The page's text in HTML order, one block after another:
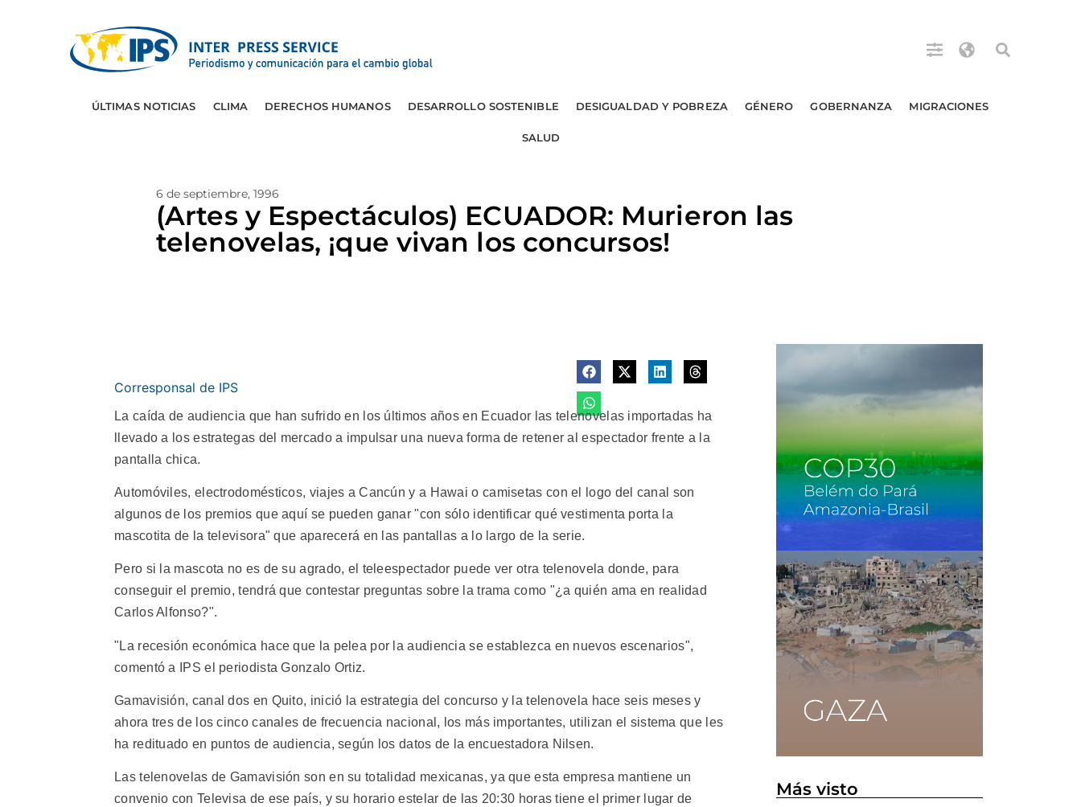
ÚLTIMAS NOTICIAS CLIMA DERECHOS HUMANOS DESARROLLO SOSTENIBLE DESIGUALDAD Y POBREZA GÉNERO GOBERNANZA MIGRACIONES
SALUD
6 de septiembre, 1996
(Artes y Espectáculos) ECUADOR: Murieron las
telenovelas, ¡que vivan los concursos!
Corresponsal de IPS
La caída de audiencia que han sufrido en los últimos años en Ecuador las telenovelas importadas ha
llevado a los estrategas del mercado a impulsar una nueva forma de retener al espectador frente a la
pantalla chica.
Automóviles, electrodomésticos, viajes a Cancún y a Hawai o camisetas con el logo del canal son
algunos de los premios que aquí se pueden ganar "con sólo identificar qué vestimenta porta la
mascotita de la televisora" que aparecerá en las pantallas a lo largo de la serie.
Pero si la mascota no es de su agrado, el teleespectador puede ver otra telenovela donde, para
conseguir el premio, tendrá que contestar preguntas sobre la trama como "¿a quién ama en realidad
Carlos Alfonso?".
"La recesión económica hace que la pelea por la audiencia se establezca en nuevos escenarios",
comentó a IPS el periodista Gonzalo Ortiz.
Gamavisión, canal dos en Quito, inició la estrategia del concurso y la telenovela hace seis meses y
ahora tres de los cinco canales de frecuencia nacional, los más importantes, utilizan el sistema que les
ha redituado en puntos de audiencia, según los datos de la encuestadora Nilsen.
Las telenovelas de Gamavisión son en su totalidad mexicanas, ya que esta empresa mantiene un
convenio con Televisa de ese país, y su horario estelar de las 20:30 horas tiene el primer lugar de
Más visto